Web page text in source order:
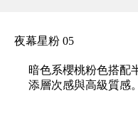
夜幕星粉 05
暗色系櫻桃粉色搭配
添層次感與高級質感。